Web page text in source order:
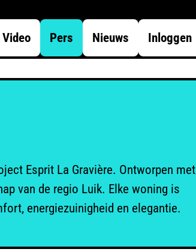
Video Pers Nieuws Inloggen
Esprit La Gravière. Ontworpen met
van de regio Luik. Elke woning is
energiezuinigheid en elegantie.